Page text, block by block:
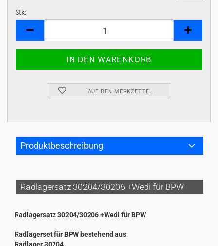
Stk:
AUF DEN MERKZETTEL
Produktbeschreibung
Radlagersatz 30204/30206 +Wedi für BPW
Radlagersatz 30204/30206 +Wedi für BPW
Radlagerset für BPW bestehend aus:
Radlager 30204